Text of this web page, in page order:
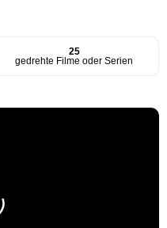
25
gedrehte Filme oder Serien